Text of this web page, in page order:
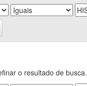
o resultado de busca.